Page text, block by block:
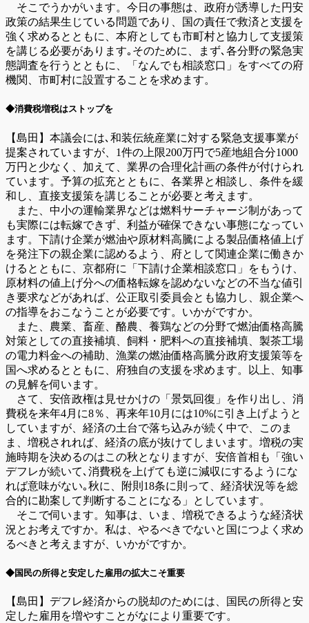
そこでうかがいます。今日の事態は、政府が誘導した円安
政策の結果生じている問題であり、国の責任で救済と支援を
強く求めるとともに、本府としても市町村と協力して支援策
を講じる必要があります｡そのために、まず､各分野の緊急実
態調査を行うとともに、「なんでも相談窓口」をすべての府
機関、市町村に設置することを求めます。
◆消費税増税はストップを
【島田】本議会には､和装伝統産業に対する緊急支援事業が
提案されていますが、1件の上限200万円で5産地組合分1000
万円と少なく、加えて、業界の合理化計画の条件が付けられ
ています。予算の拡充とともに、各業界と相談し、条件を緩
和し、直接支援策を講じることが必要と考えます。
また、中小の運輸業界などは燃料サーチャージ制があって
も実際には転嫁できず、利益が確保できない事態になってい
ます。下請け企業が燃油や原材料高騰による製品価格値上げ
を発注下の親企業に認めるよう、府として関連企業に働きか
けるとともに、京都府に「下請け企業相談窓口」をもうけ、
原材料の値上げ分への価格転嫁を認めないなどの不当な値引
き要求などがあれば、公正取引委員会とも協力し、親企業へ
の指導をおこなうことが必要です。いかがですか。
また、農業、畜産、酪農、養鶏などの分野で燃油価格高騰
対策としての直接補填、飼料・肥料への直接補填、製茶工場
の電力料金への補助、漁業の燃油価格高騰分政府支援策等を
国へ求めるとともに、府独自の支援を求めます。以上、知事
の見解を伺います。
さて、安倍政権は見せかけの「景気回復」を作り出し、消
費税を来年4月に8％、再来年10月には10%に引き上げようと
していますが、経済の土台で落ち込みが続く中で、このま
ま、増税されれば、経済の底が抜けてしまいます。増税の実
施時期を決めるのはこの秋となりますが、安倍首相も「強い
デフレが続いて､消費税を上げても逆に減収にするようにな
れば意味がない｡秋に、附則18条に則って、経済状況等を総
合的に勘案して判断することになる」としています。
そこで伺います。知事は、いま、増税できるような経済状
況とお考えですか。私は、やるべきでないと国につよく求め
るべきと考えますが、いかがですか。
◆国民の所得と安定した雇用の拡大こそ重要
【島田】デフレ経済からの脱却のためには、国民の所得と安
定した雇用を増やすことがなにより重要です。